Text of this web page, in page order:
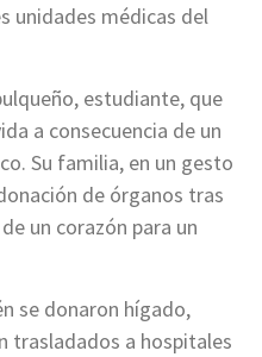
unidades médicas del
estudiante, que
a consecuencia de un
Su familia, en un gesto
de órganos tras
un corazón para un
se donaron hígado,
trasladados a hospitales